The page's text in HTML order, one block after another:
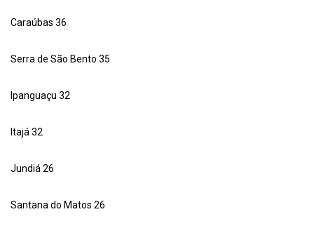
Caraúbas 36
Serra de São Bento 35
Ipanguaçu 32
Itajá 32
Jundiá 26
Santana do Matos 26